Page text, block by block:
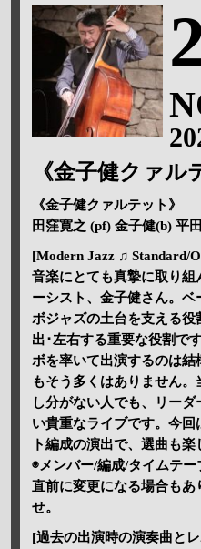
《金子健クァル
《金子健クァルテット》
田窪寛之 (pf) 金子健(b) 平
[Modern Jazz ♫ Standard/
音楽にとても真摯に取り
ーシスト、金子健さん。
ボジャズの土台を支える
出･左右する重要な役割で
ボを率いて出演するのは
もそう多くはありません
し分がない人でも、リー
い貴重なライブです。今
ト編成の演出で、選曲も
◉メンバー/編成/タイムテ
直前に変更になる場合もあ
せ。
[過去の出演時の演奏曲と